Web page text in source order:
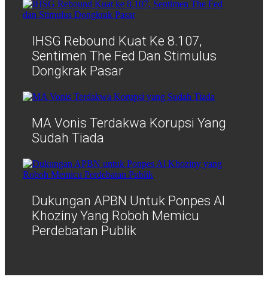
IHSG Rebound Kuat Ke 8.107,
Sentimen The Fed Dan Stimulus
Dongkrak Pasar
MA Vonis Terdakwa Korupsi Yang
Sudah Tiada
Dukungan APBN Untuk Ponpes Al
Khoziny Yang Roboh Memicu
Perdebatan Publik